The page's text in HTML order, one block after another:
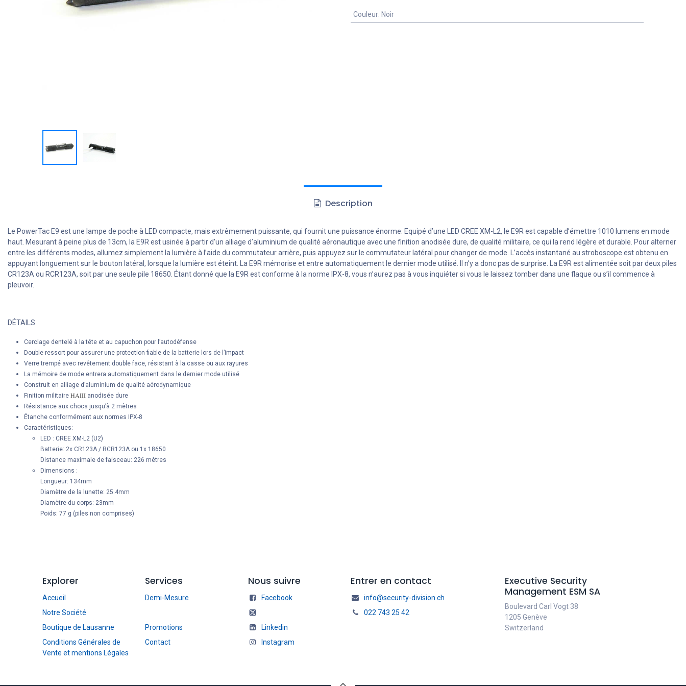
Couleur: Noir
Description
Le PowerTac E9 est une lampe de poche à LED compacte, mais extrêmement puissante, qui fournit une puissance énorme. Equipé d’une LED CREE XM-L2, le E9R est capable d’émettre 1010 lumens en mode
haut. Mesurant à peine plus de 13cm, la E9R est usinée à partir d’un alliage d’aluminium de qualité aéronautique avec une finition anodisée dure, de qualité militaire, ce qui la rend légère et durable. Pour alterner
entre les différents modes, allumez simplement la lumière à l’aide du commutateur arrière, puis appuyez sur le commutateur latéral pour changer de mode. L’accès instantané au stroboscope est obtenu en
appuyant longuement sur le bouton latéral, lorsque la lumière est éteint. La E9R mémorise et entre automatiquement le dernier mode utilisé. Il n’y a donc pas de surprise. La E9R est alimentée soit par deux piles
CR123A ou RCR123A, soit par une seule pile 18650. Étant donné que la E9R est conforme à la norme IPX-8, vous n’aurez pas à vous inquiéter si vous le laissez tomber dans une flaque ou s’il commence à
pleuvoir.
DÉTAILS
Cerclage dentelé à la tête et au capuchon pour l’autodéfense
Double ressort pour assurer une protection fiable de la batterie lors de l’impact
Verre trempé avec revêtement double face, résistant à la casse ou aux rayures
La mémoire de mode entrera automatiquement dans le dernier mode utilisé
Construit en alliage d’aluminium de qualité aérodynamique
Finition militaire HAIII anodisée dure
Résistance aux chocs jusqu’à 2 mètres
Étanche conformément aux normes IPX-8
Caractéristiques:
LED : CREE XM-L2 (U2)
Batterie: 2x CR123A / RCR123A ou 1x 18650
Distance maximale de faisceau: 226 mètres
Dimensions :
Longueur: 134mm
Diamètre de la lunette: 25.4mm
Diamètre du corps: 23mm
Poids: 77 g (piles non comprises)
Explorer
Accueil
Notre Société
Boutique de Lausanne
Conditions Générales de
Vente et mentions Légales
Services
Demi-Mesure
Promotions
Contact
Nous suivre
Facebook
Linkedin
Instagram
Entrer en contact
info@security-division.ch
022 743 25 42
Executive Security
Management ESM SA
Boulevard Carl Vogt 38
1205 Genève
Switzerland